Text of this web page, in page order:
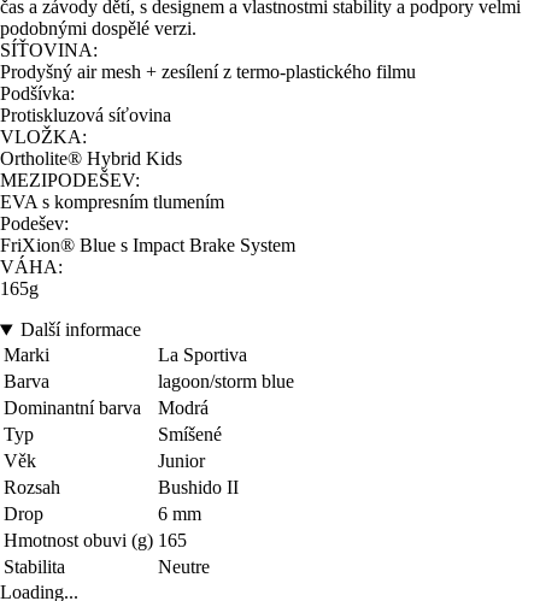
čas a závody dětí, s designem a vlastnostmi stability a podpory velmi
podobnými dospělé verzi.
SÍŤOVINA:
Prodyšný air mesh + zesílení z termo-plastického filmu
Podšívka:
Protiskluzová síťovina
VLOŽKA:
Ortholite® Hybrid Kids
MEZIPODEŠEV:
EVA s kompresním tlumením
Podešev:
FriXion® Blue s Impact Brake System
VÁHA:
165g
Další informace
Marki
La Sportiva
Barva
lagoon/storm blue
Dominantní barva
Modrá
Typ
Smíšené
Věk
Junior
Rozsah
Bushido II
Drop
6 mm
Hmotnost obuvi (g) 165
Stabilita
Neutre
Loading...